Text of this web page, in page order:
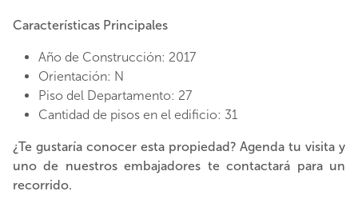
Características Principales
Año de Construcción: 2017
Orientación: N
Piso del Departamento: 27
Cantidad de pisos en el edificio: 31
¿Te gustaría conocer esta propiedad? Agenda tu visita y
uno de nuestros embajadores te contactará para un
recorrido.